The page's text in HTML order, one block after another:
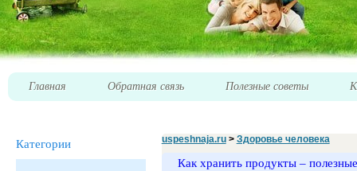
Главная Обратная связь Полезные советы
Категории uspeshnaja.ru> Здоровье человека
Как хранить продукты –